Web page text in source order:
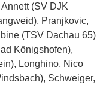
(SV DJK
Pranjkovic,
(TSV Dachau 65)
Königshofen),
Longhino, Nico
Schweiger,